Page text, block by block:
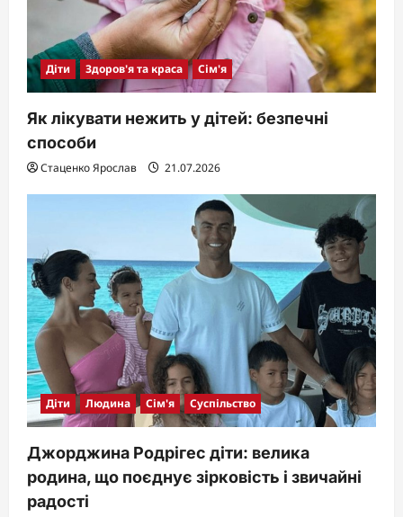
Діти Здоров'я та краса Сім'я
Як лікувати нежить у дітей: безпечні
способи
Стаценко Ярослав 21.07.2026
Діти Людина Сім'я Суспільство
Джорджина Родрігес діти: велика
родина, що поєднує зірковість і звичайні
радості